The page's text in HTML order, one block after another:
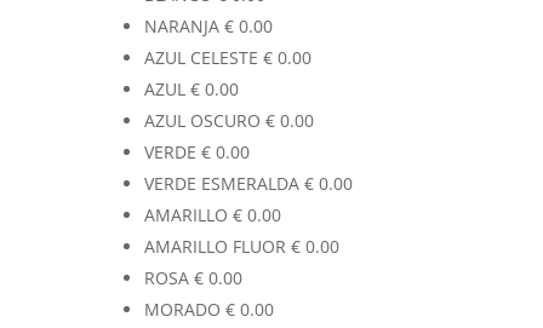
NARANJA €0.00
AZUL CELESTE €0.00
AZUL €0.00
AZUL OSCURO €0.00
VERDE €0.00
VERDE ESMERALDA €0.00
AMARILLO €0.00
AMARILLO FLUOR €0.00
ROSA €0.00
MORADO €0.00